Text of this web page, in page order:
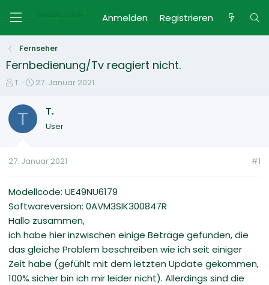
Anmelden Registrieren
Fernseher
Fernbedienung/Tv reagiert nicht.
E
s
e
e
T.
E
t
e
t
m
27. Januar 2021
T T.
User
27. Januar 2021 #1
Modellcode: UE49NU6179
Softwareversion: 0AVM3SIK300847R
Hallo zusammen,
ich habe hier inzwischen einige Beträge gefunden, die
das gleiche Problem beschreiben wie ich seit einiger
Zeit habe (gefühlt mit dem letzten Update gekommen,
100% sicher bin ich mir leider nicht). Allerdings sind die